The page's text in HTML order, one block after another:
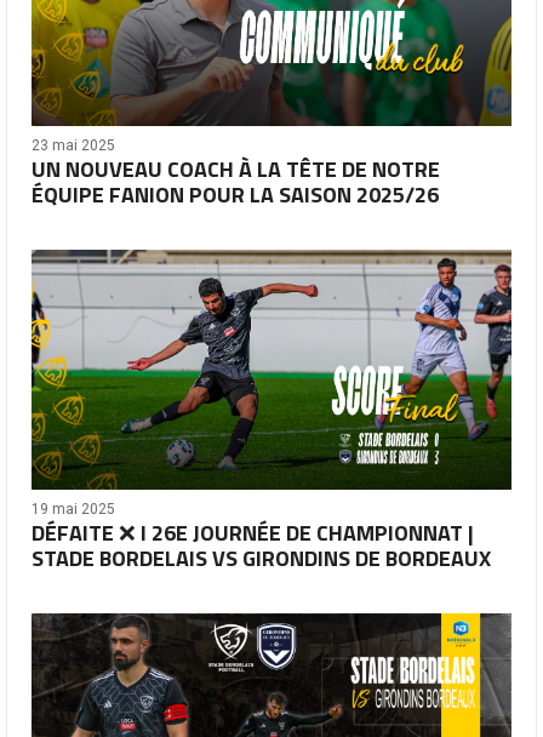
23 mai 2025
UN NOUVEAU COACH À LA TÊTE DE NOTRE
ÉQUIPE FANION POUR LA SAISON 2025/26
19 mai 2025
DÉFAITE ❌ I 26E JOURNÉE DE CHAMPIONNAT |
STADE BORDELAIS VS GIRONDINS DE BORDEAUX